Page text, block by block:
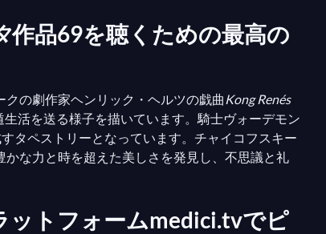
作品69を聴くための最高の
の劇作家ヘンリック・ヘルツの戯曲 Kong Renés
活を送る様子を描いています。騎士ヴォーデモン
タペストリーとなっています。チャイコフスキー
かな力と時を超えた美しさを発見し、不思議と礼
ットフォームmedici.tvでピ